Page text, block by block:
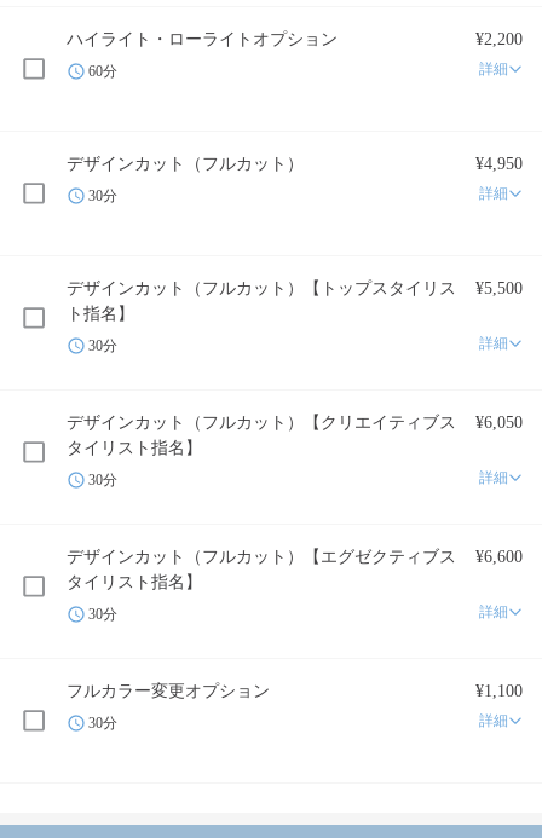
ハイライト・ローライトオプション ¥2,200
60分 詳細
デザインカット（フルカット） ¥4,950
30分 詳細
デザインカット（フルカット）【トップスタイリス
ト指名】
¥5,500
30分 詳細
デザインカット（フルカット）【クリエイティブス
タイリスト指名】
¥6,050
30分 詳細
デザインカット（フルカット）【エグゼクティブス
タイリスト指名】
¥6,600
30分 詳細
フルカラー変更オプション ¥1,100
30分 詳細